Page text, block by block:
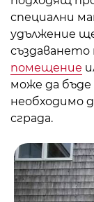
специални
удължение
създаването
помещение
може да
необходимо
сграда.